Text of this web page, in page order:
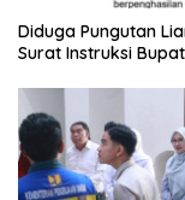
Diduga Pungutan
Surat Instruksi